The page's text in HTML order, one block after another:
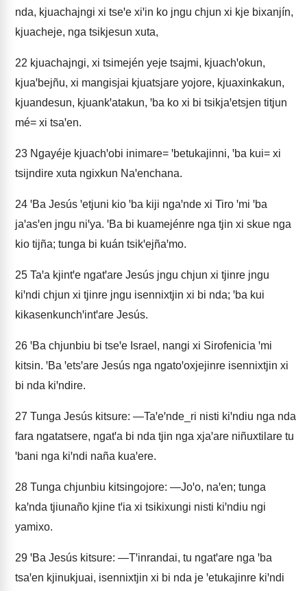
nda, kjuachajngi xi tseꞌe xiꞌin ko jngu chjun xi kje bixanjín,
kjuacheje, nga tsikjesun xuta,
22 kjuachajngi, xi tsimején yeje tsajmi, kjuachꞌokun,
kjuaꞌbejñu, xi mangisjai kjuatsjare yojore, kjuaxinkakun,
kjuandesun, kjuankꞌatakun, ꞌba ko xi bi tsikjaꞌetsjen titjun
mé= xi tsaꞌen.
23 Ngayéje kjuachꞌobi inimare= ꞌbetukajinni, ꞌba kui= xi
tsijndire xuta ngixkun Naꞌenchana.
24 ꞌBa Jesús ꞌetjuni kio ꞌba kiji ngaꞌnde xi Tiro ꞌmi ꞌba
jaꞌasꞌen jngu niꞌya. ꞌBa bi kuamejénre nga tjin xi skue nga
kio tijña; tunga bi kuán tsikꞌejñaꞌmo.
25 Taꞌa kjintꞌe ngatꞌare Jesús jngu chjun xi tjinre jngu
kiꞌndi chjun xi tjinre jngu isennixtjin xi bi nda; ꞌba kui
kikasenkunchꞌintꞌare Jesús.
26 ꞌBa chjunbiu bi tseꞌe Israel, nangi xi Sirofenicia ꞌmi
kitsin. ꞌBa ꞌetsꞌare Jesús nga ngatoꞌoxjejinre isennixtjin xi
bi nda kiꞌndire.
27 Tunga Jesús kitsure: —Taꞌeꞌnde_ri nisti kiꞌndiu nga nda
fara ngatatsere, ngatꞌa bi nda tjin nga xjaꞌare niñuxtilare tu
ꞌbani nga kiꞌndi naña kuaꞌere.
28 Tunga chjunbiu kitsingojore: —Joꞌo, naꞌen; tunga
kaꞌnda tjiunaño kjine tꞌia xi tsikixungi nisti kiꞌndiu ngi
yamixo.
29 ꞌBa Jesús kitsure: —Tꞌinrandai, tu ngatꞌare nga ꞌba
tsaꞌen kjinukjuai, isennixtjin xi bi nda je ꞌetukajinre kiꞌndi